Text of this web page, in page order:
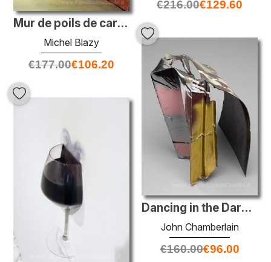
€216.00€129.60
Mur de poils de carotte
Michel Blazy
€177.00€106.20
Dancing in the Dark # 63
John Chamberlain
€160.00€96.00